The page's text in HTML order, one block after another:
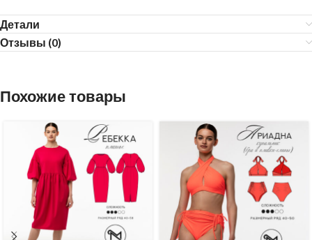
Детали
Отзывы (0)
Похожие товары